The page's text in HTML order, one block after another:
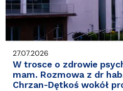
27.07.2026
W trosce o zdrowie
mam. Rozmowa z dr
Chrzan-Dętkoś wokół